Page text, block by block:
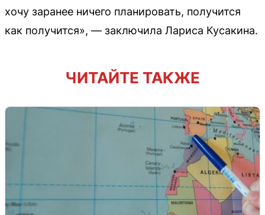
хочу заранее ничего планировать, получится
как получится», — заключила Лариса Кусакина.
ЧИТАЙТЕ ТАКЖЕ